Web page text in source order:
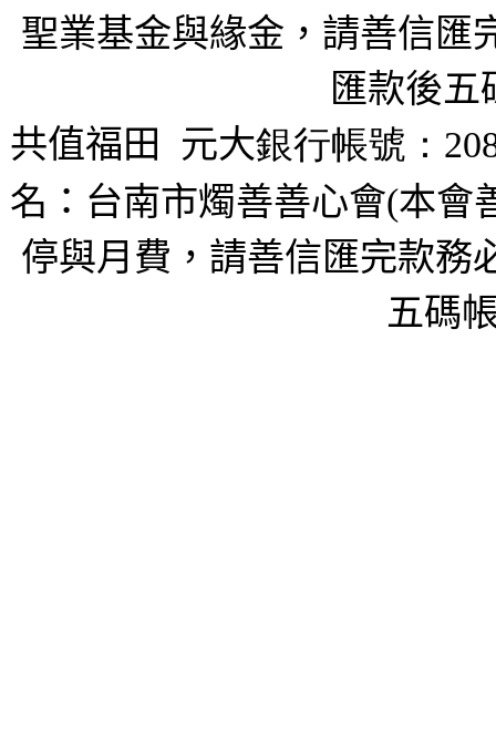
聖業基金與緣金，請善信匯
匯款後五
共值福田
元大銀行帳號：
名：台南市燭善善心會(本會
停與月費，請善信匯完款務
五碼